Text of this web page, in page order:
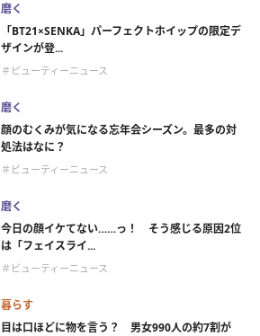
磨く
「BT21×SENKA」パーフェクトホイップの限定デ
ザインが登...
＃ビューティーニュース
磨く
顔のむくみが気になる忘年会シーズン。最多の対
処法はなに？
＃ビューティーニュース
磨く
今日の顔イケてない……っ！ そう感じる原因2位
は「フェイスライ...
＃ビューティーニュース
暮らす
目は口ほどに物を言う？ 男女990人の約7割が